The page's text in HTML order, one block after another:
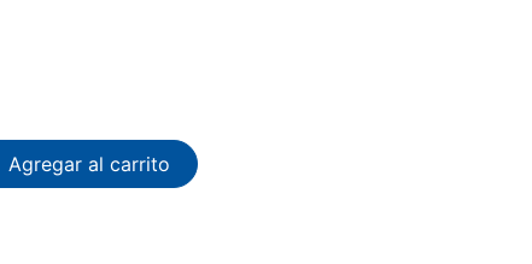
Agregar al carrito